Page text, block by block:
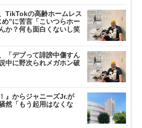
TikTokの高齢ホームレス
”に苦言「こいつらホー
か？何も面白くないし笑
「デブって誹謗中傷すん
中に野次られメガホン破
』からジャニーズJr.が
然「もう起用はなくな